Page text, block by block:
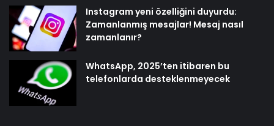
Instagram yeni özelliğini duyurdu:
Zamanlanmış mesajlar! Mesaj nasıl
zamanlanır?
WhatsApp, 2025’ten itibaren bu
telefonlarda desteklenmeyecek